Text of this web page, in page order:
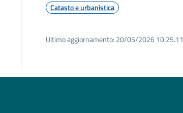
Catasto e urbanistica
Ultimo aggiornamento: 20/05/2026 10:25.11